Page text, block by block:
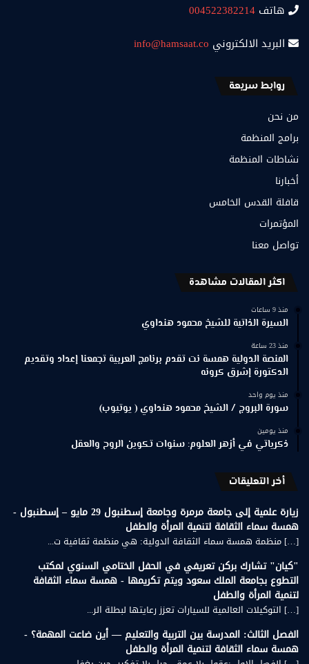
هاتف 004522382214
البريد الالكتروني info@hamsaat.co
روابط سريعة
من نحن
برامج المنظمة
نشاطات المنظمة
أخبارنا
قافلة القدس الخامس
المؤتمرات
تواصل معنا
اكثر المقالات مشاهدة
منذ 9 ساعات
السيرة الذاتية للشيخ محمود هنداوي
منذ 23 ساعة
المنصة الدولية همسة نت تقدم برنامج العربية تجمعنا إعداد وتقديم
الدكتورة إشرق كرونه
منذ يوم واحد
سورة البروج / الشيخ محمود هنداوي ( يوتيوب)
منذ يومين
ذكرياتي في أزهر العلوم: سنوات تكوين الروح والعقل
أخر التعليقات
زيارة علمية إلى جامعة مرمرة وجامعة إسطنبول 29 مايو – إسطنبول -
همسة سماء الثقافة لتنمية المرأة والطفل
[…] منظمة همسة سماء الثقافة الدولية: هي منظمة ثقافية ت...
"كيان" تشارك بركن تعريفي في الحفل الختامي السنوي لمكتب
التطوع بجامعة الملك سعود ويتم تكريمها - همسة سماء الثقافة
لتنمية المرأة والطفل
[…] التوكيلات العالمية للسيارات تعزز رعايتها لبطلة الر...
الفصل الثالث: المدرسة بين التربية والتعليم — أين ضاعت المهمة؟ -
همسة سماء الثقافة لتنمية المرأة والطفل